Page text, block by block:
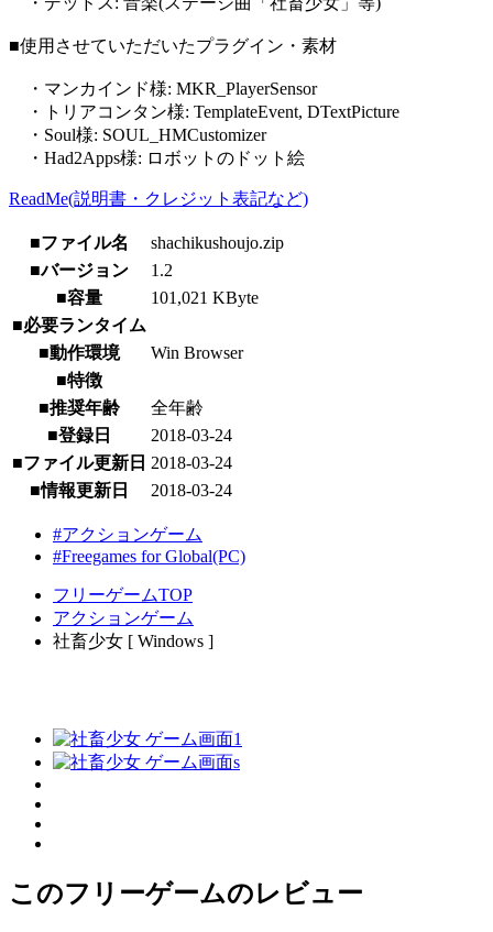
■使用させていただいたプラグイン・素材
・マンカインド様: MKR_PlayerSensor
・トリアコンタン様: TemplateEvent, DTextPicture
・Soul様: SOUL_HMCustomizer
・Had2Apps様: ロボットのドット絵
ReadMe(説明書・クレジット表記など)
■ファイル名
shachikushoujo.zip
■バージョン
1.2
■容量
101,021 KByte
■必要ランタイム
■動作環境
Win Browser
■特徴
■推奨年齢
全年齢
■登録日
2018-03-24
■ファイル更新日 2018-03-24
■情報更新日
2018-03-24
#アクションゲーム
#Freegames for Global(PC)
フリーゲームTOP
アクションゲーム
社畜少女 [ Windows ]
このフリーゲームのレビュー